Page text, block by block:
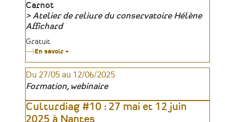
Carnot
Organisateur
Atelier de reliure du conservatoire Hélène
Affichard
Tarifs
Gratuit
En savoir +
du
livre
sa
(exposition
et
démonstration)
Du 27/05 au 12/06/2025
Formation, webinaire
Culturdiag #10 : 27 mai et 12 juin
2025 à Nantes